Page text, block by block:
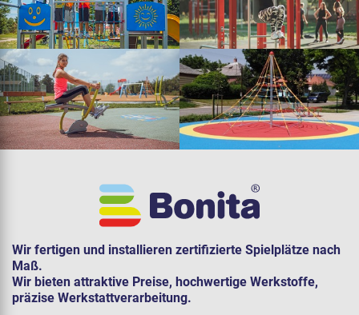
Wir fertigen und installieren zertifizierte Spielplätze nach
Maß.
Wir bieten attraktive Preise, hochwertige Werkstoffe,
präzise Werkstattverarbeitung.